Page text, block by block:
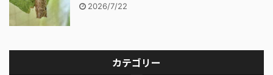
2026/7/22
カテゴリー